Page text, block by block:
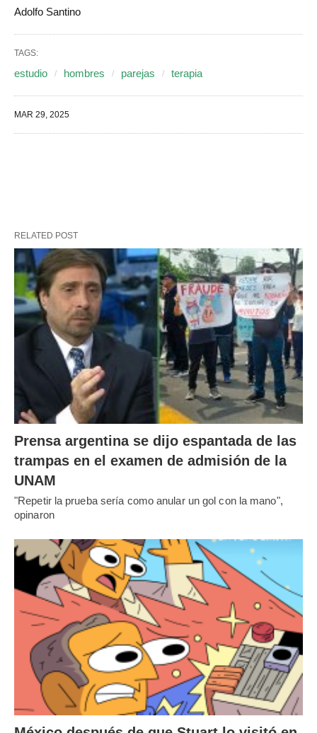
Adolfo Santino
TAGS:
estudio hombres parejas terapia
MAR 29, 2025
RELATED POST
Prensa argentina se dijo espantada de las
trampas en el examen de admisión de la
UNAM
"Repetir la prueba sería como anular un gol con la mano",
opinaron